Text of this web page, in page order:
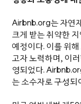
Airbnb.org는 자연
크게 받는 취약한
예정이다. 이를 위
고자 노력하며, 이
영되었다.
는 소수자로 구성되